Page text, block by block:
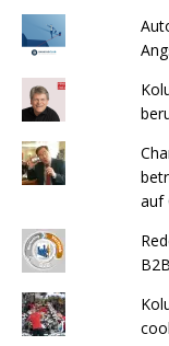
auf